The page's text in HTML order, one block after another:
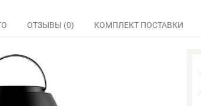
ОТЗЫВЫ (0) КОМПЛЕКТ ПОСТАВКИ